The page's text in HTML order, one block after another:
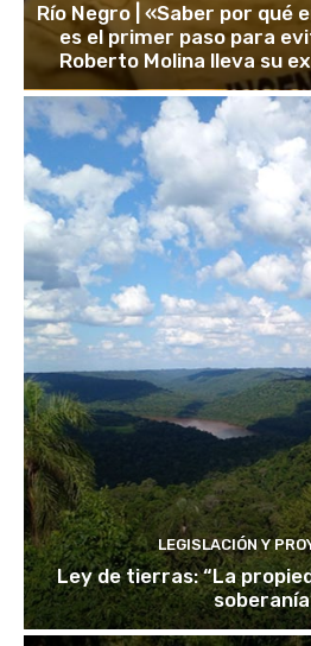
Río Negro | «Saber por qué
es el primer paso para
Roberto Molina lleva su
LEGISLACIÓN Y
Ley de tierras: “La